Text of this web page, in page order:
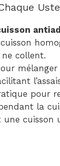
collent.
pour
la
une cuisson